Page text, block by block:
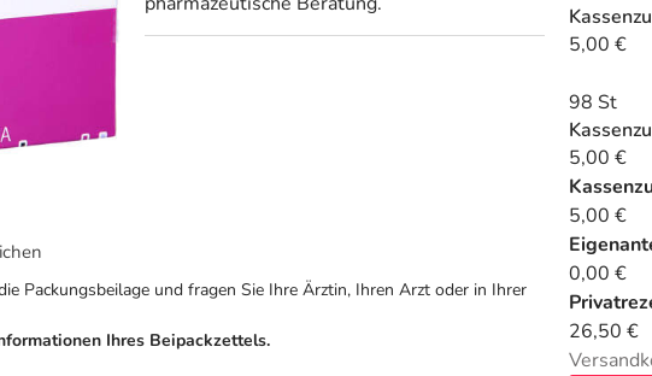
5,00 €
98 St
5,00 €
5,00 €
0,00 €
26,50 €
Packungsbeilage und fragen Sie Ihre Ärztin, Ihren Arzt oder in Ihrer
Ihres Beipackzettels.